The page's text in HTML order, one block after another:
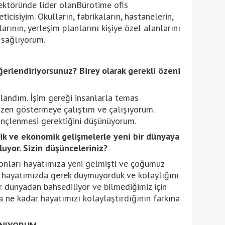
lider olanBürotime ofis
Okulların, fabrikaların, hastanelerin,
yerleşim planlarını kişiye özel alanlarını
Birey olarak gerekli özeni
İşim gereği insanlarla temas
göstermeye çalıştım ve çalışıyorum.
gerektiğini düşünüyorum.
ve ekonomik gelişmelerle yeni bir dünyaya
Sizin düşünceleriniz?
hayatımıza yeni gelmişti ve çoğumuz
gerek duymuyorduk ve kolaylığını
bahsediliyor ve bilmediğimiz için
kadar hayatımızı kolaylaştırdığının farkına